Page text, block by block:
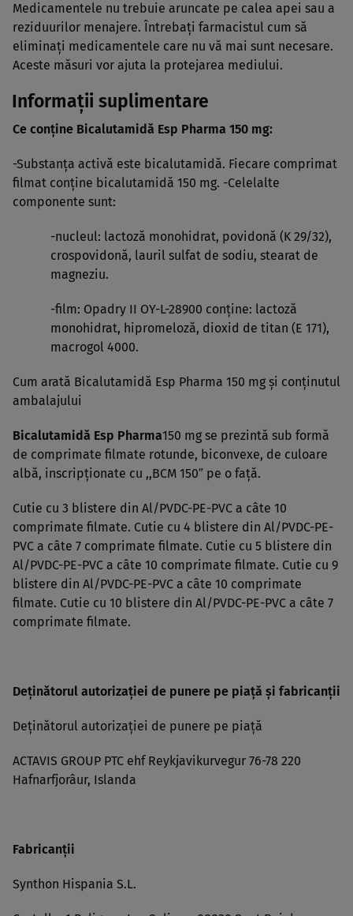
Medicamentele nu trebuie aruncate pe calea apei sau a
reziduurilor menajere. Întrebaţi farmacistul cum să
eliminaţi medicamentele care nu vă mai sunt necesare.
Aceste măsuri vor ajuta la protejarea mediului.
Informaţii suplimentare
Ce conţine Bicalutamidă Esp Pharma 150 mg:
-Substanţa activă este bicalutamidă. Fiecare comprimat
filmat conţine bicalutamidă 150 mg. -Celelalte
componente sunt:
-nucleul: lactoză monohidrat, povidonă (K 29/32),
crospovidonă, lauril sulfat de sodiu, stearat de
magneziu.
-film: Opadry II OY-L-28900 conţine: lactoză
monohidrat, hipromeloză, dioxid de titan (E 171),
macrogol 4000.
Cum arată Bicalutamidă Esp Pharma 150 mg şi conţinutul
ambalajului
Bicalutamidă Esp Pharma150 mg se prezintă sub formă
de comprimate filmate rotunde, biconvexe, de culoare
albă, inscripţionate cu ,,BCM 150″ pe o faţă.
Cutie cu 3 blistere din Al/PVDC-PE-PVC a câte 10
comprimate filmate. Cutie cu 4 blistere din Al/PVDC-PE-
PVC a câte 7 comprimate filmate. Cutie cu 5 blistere din
Al/PVDC-PE-PVC a câte 10 comprimate filmate. Cutie cu 9
blistere din Al/PVDC-PE-PVC a câte 10 comprimate
filmate. Cutie cu 10 blistere din Al/PVDC-PE-PVC a câte 7
comprimate filmate.
Deţinătorul autorizaţiei de punere pe piaţă şi fabricanţii
Deţinătorul autorizaţiei de punere pe piaţă
ACTAVIS GROUP PTC ehf Reykjavikurvegur 76-78 220
Hafnarfjorâur, Islanda
Fabricanţii
Synthon Hispania S.L.